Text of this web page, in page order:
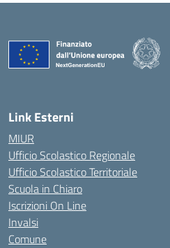
Link Esterni
MIUR
Ufficio Scolastico Regionale
Ufficio Scolastico Territoriale
Scuola in Chiaro
Iscrizioni On Line
Invalsi
Comune